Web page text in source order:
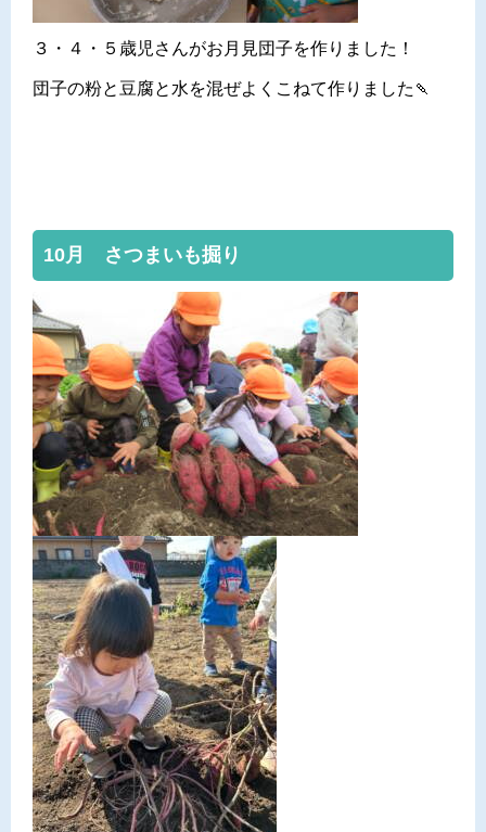
３・４・５歳児さんがお月見団子を作りました！
団子の粉と豆腐と水を混ぜよくこねて作りました🍡
10月 さつまいも掘り